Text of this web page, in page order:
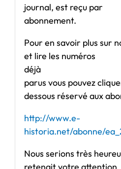
journal, est reçu par
abonnement.
Pour en savoir plus sur
et lire les numéros
déjà
parus vous pouvez
dessous réservé aux
http://www.e-
historia.net/abonne/
Nous serions très
retenait votre attention